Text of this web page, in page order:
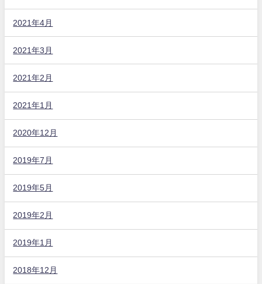
2021年4月
2021年3月
2021年2月
2021年1月
2020年12月
2019年7月
2019年5月
2019年2月
2019年1月
2018年12月